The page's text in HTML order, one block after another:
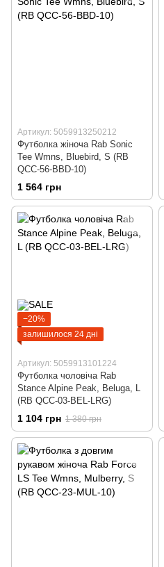
Артикул: 5059913250212
Футболка жіноча Rab Sonic
Tee Wmns, Bluebird, S (RB
QCC-56-BBD-10)
1 564 грн
−20%
залишилося 24 дні
Артикул: 5059913101224
Футболка чоловіча Rab
Stance Alpine Peak, Beluga, L
(RB QCC-03-BEL-LRG)
1 104 грн 1 380 грн